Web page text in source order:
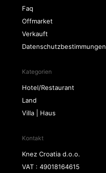
Faq
Offmarket
Verkauft
Datenschutzbestimmungen
Kategorien
Hotel/Restaurant
Land
Villa | Haus
Kontakt
Knez Croatia d.o.o.
VAT : 49018164615